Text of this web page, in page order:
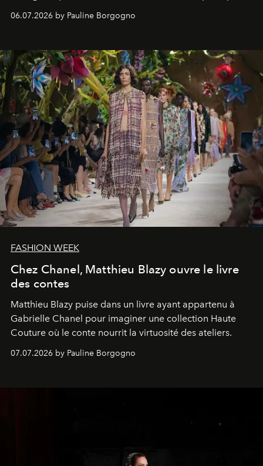
évocatrice de la nature.
06.07.2026 by Pauline Borgogno
FASHION WEEK
Chez Chanel, Matthieu Blazy ouvre le livre
des contes
Matthieu Blazy puise dans un livre ayant appartenu à
Gabrielle Chanel pour imaginer une collection Haute
Couture où le conte nourrit la virtuosité des ateliers.
07.07.2026 by Pauline Borgogno